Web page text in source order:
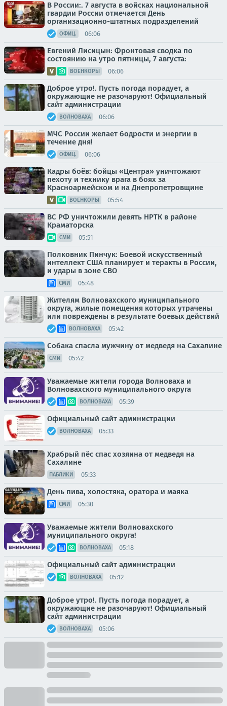
В России:. 7 августа в войсках национальной
гвардии России отмечается День
организационно-штатных подразделений
ОФИЦ. 06:06
Евгений Лисицын: Фронтовая сводка по
состоянию на утро пятницы, 7 августа:
ВОЕНКОРЫ 06:06
Доброе утро!. Пусть погода порадует, а
окружающие не разочаруют! Официальный
сайт администрации
ВОЛНОВАХА 06:06
МЧС России желает бодрости и энергии в
течение дня!
ОФИЦ. 06:06
Кадры боёв: бойцы «Центра» уничтожают
пехоту и технику врага в боях за
Красноармейском и на Днепропетровщине
ВОЕНКОРЫ 05:54
ВС РФ уничтожили девять НРТК в районе
Краматорска
СМИ 05:51
Полковник Пинчук: Боевой искусственный
интеллект США планирует и теракты в России,
и удары в зоне СВО
СМИ 05:48
Жителям Волновахского муниципального
округа, жилые помещения которых утрачены
или повреждены в результате боевых действий
ВОЛНОВАХА 05:42
Собака спасла мужчину от медведя на Сахалине
СМИ 05:42
Уважаемые жители города Волноваха и
Волновахского муниципального округа
ВОЛНОВАХА 05:39
Официальный сайт администрации
ВОЛНОВАХА 05:33
Храбрый пёс спас хозяина от медведя на
Сахалине
ПАБЛИКИ 05:33
День пива, холостяка, оратора и маяка
СМИ 05:30
Уважаемые жители Волновахского
муниципального округа!
ВОЛНОВАХА 05:18
Официальный сайт администрации
ВОЛНОВАХА 05:12
Доброе утро!. Пусть погода порадует, а
окружающие не разочаруют! Официальный
сайт администрации
ВОЛНОВАХА 05:06